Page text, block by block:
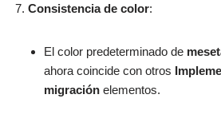
Consistencia de color:
El color predeterminado de
ahora coincide con otros
migración elementos.